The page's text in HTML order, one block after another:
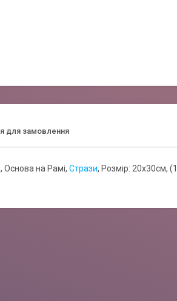
для замовлення
Основа на Рамі, Стрази, Розмір: 20х30см,